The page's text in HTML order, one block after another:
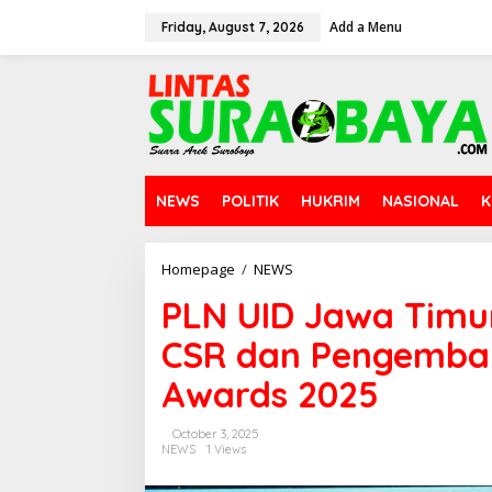
Friday, August 7, 2026 Add a Menu
NEWS POLITIK HUKRIM NASIONAL
Homepage / NEWS
I
D
a
i
PLN UID Jawa
CSR dan
Awards 2025
October 3, 2025
NEWS
1 Views